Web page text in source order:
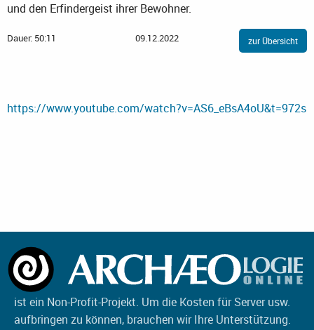
und den Erfindergeist ihrer Bewohner.
Dauer: 50:11 09.12.2022 zur Übersicht
https://www.youtube.com/watch?v=AS6_eBsA4oU&t=972s
ist ein Non-Profit-Projekt. Um die Kosten für Server usw.
aufbringen zu können, brauchen wir Ihre Unterstützung.